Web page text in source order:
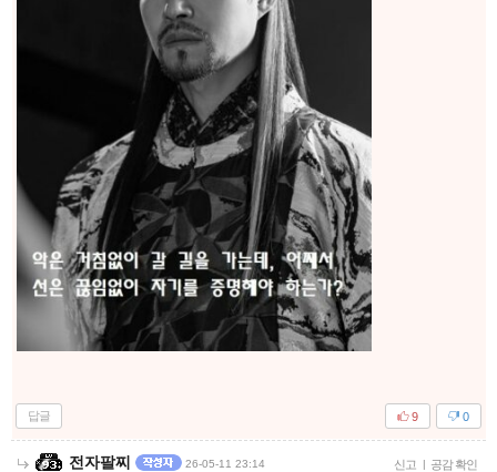
답글 0
9
전자팔찌 26-05-11 23:14 신고 공감 확인